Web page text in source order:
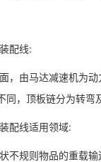
配线:
，由马达减速机为
同，顶板链分为转弯
配线适用领域:
不规则物品的重载